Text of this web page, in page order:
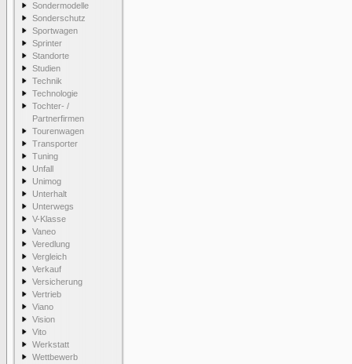
Sondermodelle
Sonderschutz
Sportwagen
Sprinter
Standorte
Studien
Technik
Technologie
Tochter- /
Partnerfirmen
Tourenwagen
Transporter
Tuning
Unfall
Unimog
Unterhalt
Unterwegs
V-Klasse
Vaneo
Veredlung
Vergleich
Verkauf
Versicherung
Vertrieb
Viano
Vision
Vito
Werkstatt
Wettbewerb